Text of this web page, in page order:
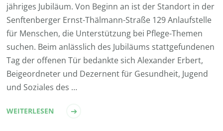
jähriges Jubiläum. Von Beginn an ist der Standort in der
Senftenberger Ernst-Thälmann-Straße 129 Anlaufstelle
für Menschen, die Unterstützung bei Pflege-Themen
suchen. Beim anlässlich des Jubiläums stattgefundenen
Tag der offenen Tür bedankte sich Alexander Erbert,
Beigeordneter und Dezernent für Gesundheit, Jugend
und Soziales des …
WEITERLESEN